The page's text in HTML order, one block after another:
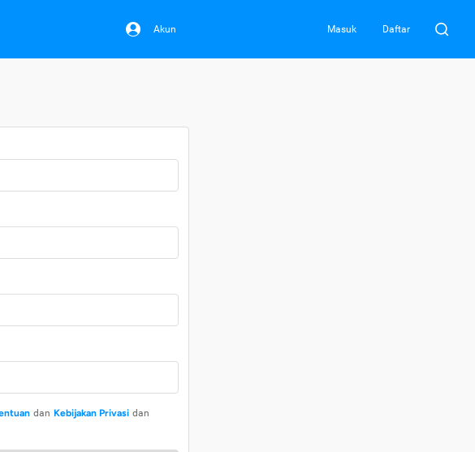
Akun Masuk Daftar
dan Kebijakan Privasi dan